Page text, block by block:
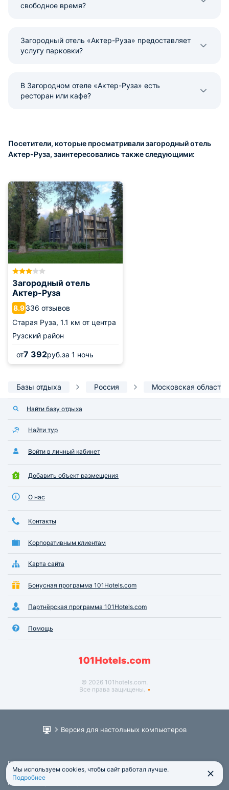
свободное время?
Загородный отель «Актер-Руза» предоставляет
услугу парковки?
В Загородном отеле «Актер-Руза» есть
ресторан или кафе?
Посетители, которые просматривали загородный отель
Актер-Руза, заинтересовались также следующими:
Загородный отель
Актер-Руза
8.9336 отзывов
Старая Руза, 1.1 км от центра
Рузский район
от7 392руб.за 1 ночь
Базы отдыха Россия Московская область
Найти базу отдыха
Найти тур
Войти в личный кабинет
Добавить объект размещения
О нас
Контакты
Корпоративным клиентам
Карта сайта
Бонусная программа 101Hotels.com
Партнёрская программа 101Hotels.com
Помощь
© 2026 101hotels.com.
Все права защищены.
Версия для настольных компьютеров
Пользовательское соглашение
Юридическая информация
Политика обработки персональных данных
Мы используем cookies, чтобы сайт работал лучше.
Подробнее